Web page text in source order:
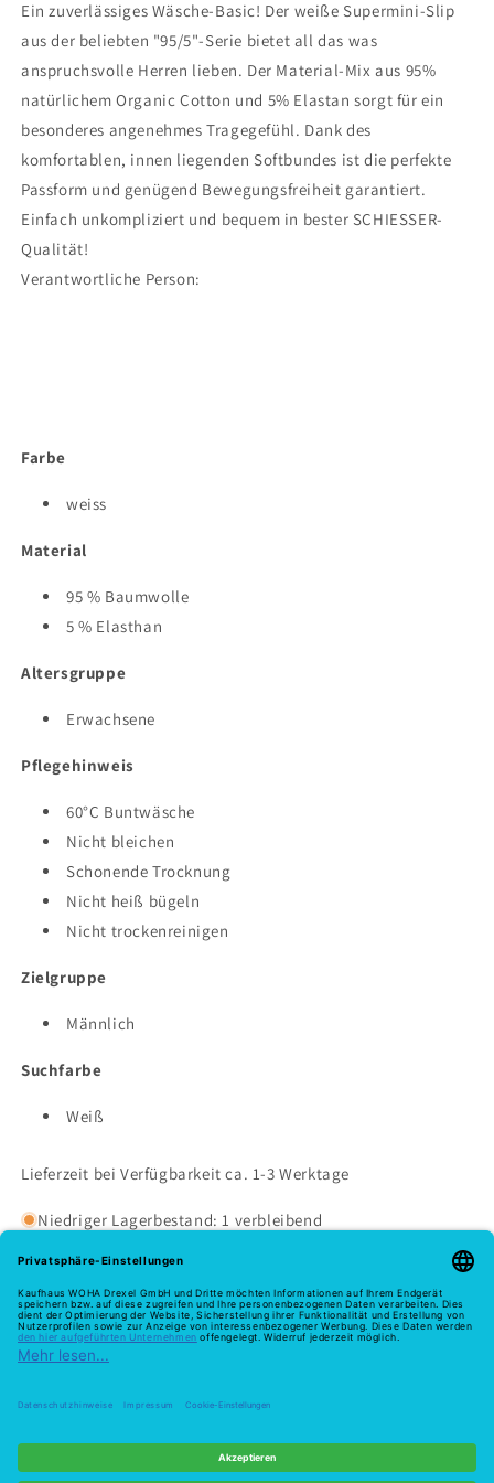
Ein zuverlässiges Wäsche-Basic! Der weiße Supermini-Slip
aus der beliebten "95/5"-Serie bietet all das was
anspruchsvolle Herren lieben. Der Material-Mix aus 95%
natürlichem Organic Cotton und 5% Elastan sorgt für ein
besonderes angenehmes Tragegefühl. Dank des
komfortablen, innen liegenden Softbundes ist die perfekte
Passform und genügend Bewegungsfreiheit garantiert.
Einfach unkompliziert und bequem in bester SCHIESSER-
Qualität!
Verantwortliche Person:
Farbe
weiss
Material
95 % Baumwolle
5 % Elasthan
Altersgruppe
Erwachsene
Pflegehinweis
60°C Buntwäsche
Nicht bleichen
Schonende Trocknung
Nicht heiß bügeln
Nicht trockenreinigen
Zielgruppe
Männlich
Suchfarbe
Weiß
Lieferzeit bei Verfügbarkeit ca. 1-3 Werktage
Niedriger Lagerbestand: 1 verbleibend
Melde dich hier zu unserem Newsletter an